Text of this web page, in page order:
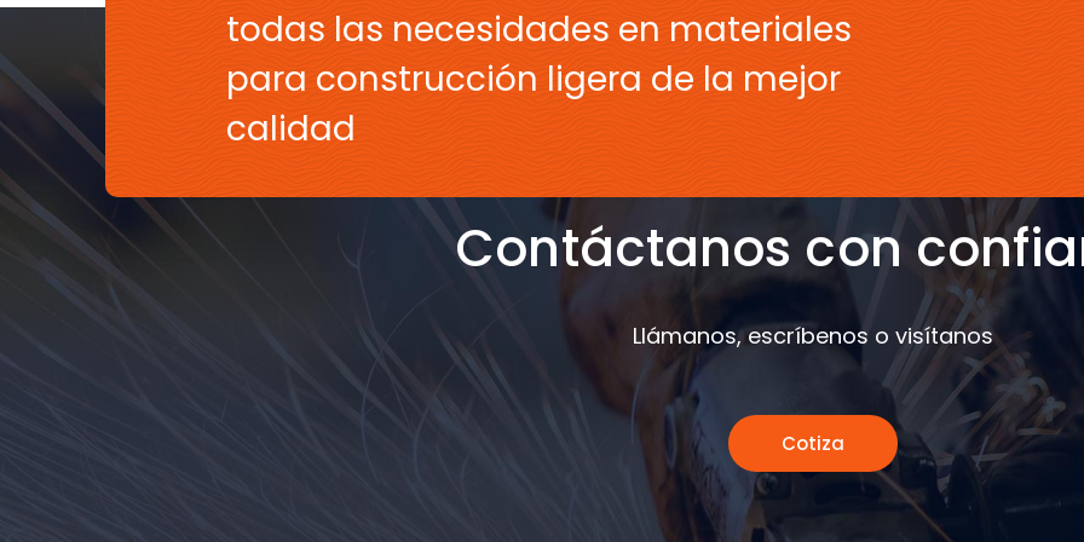
todas las necesidades en materiales
para construcción ligera de la mejor
calidad
Contáctanos con
Llámanos, escríbenos o visítanos
Cotiza